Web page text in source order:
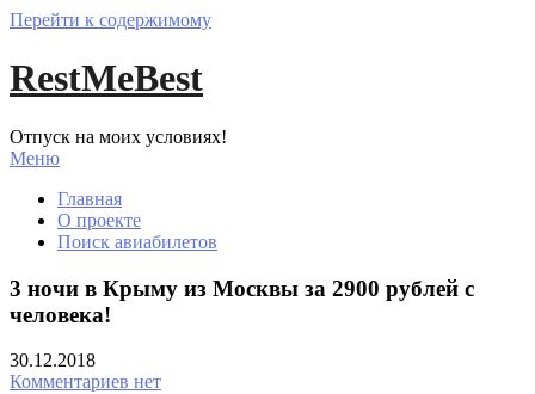
Перейти к содержимому
RestMeBest
Отпуск на моих условиях!
Меню
Главная
О проекте
Поиск авиабилетов
3 ночи в Крыму из Москвы за 2900 рублей с
человека!
30.12.2018
Комментариев нет